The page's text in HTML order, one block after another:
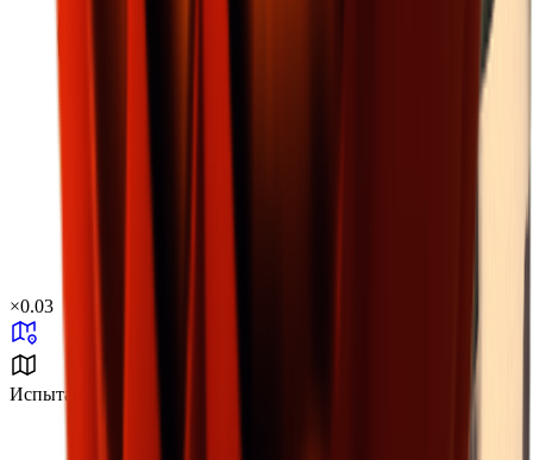
×0.03
Испытание холодом